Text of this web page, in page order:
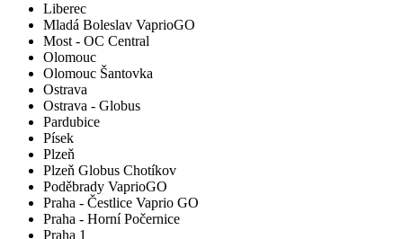
Liberec
Mladá Boleslav VaprioGO
Most - OC Central
Olomouc
Olomouc Šantovka
Ostrava
Ostrava - Globus
Pardubice
Písek
Plzeň
Plzeň Globus Chotíkov
Poděbrady VaprioGO
Praha - Čestlice Vaprio GO
Praha - Horní Počernice
Praha 1